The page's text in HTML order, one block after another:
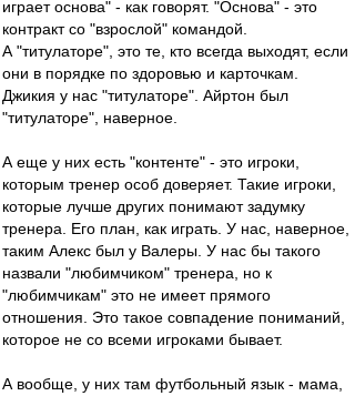
играет основа" - как говорят. "Основа" - это
контракт со "взрослой" командой.
А "титулаторе", это те, кто всегда выходят, если
они в порядке по здоровью и карточкам.
Джикия у нас "титулаторе". Айртон был
"титулаторе", наверное.
А еще у них есть "контенте" - это игроки,
которым тренер особ доверяет. Такие игроки,
которые лучше других понимают задумку
тренера. Его план, как играть. У нас, наверное,
таким Алекс был у Валеры. У нас бы такого
назвали "любимчиком" тренера, но к
"любимчикам" это не имеет прямого
отношения. Это такое совпадение пониманий,
которое не со всеми игроками бывает.
А вообще, у них там футбольный язык - мама,